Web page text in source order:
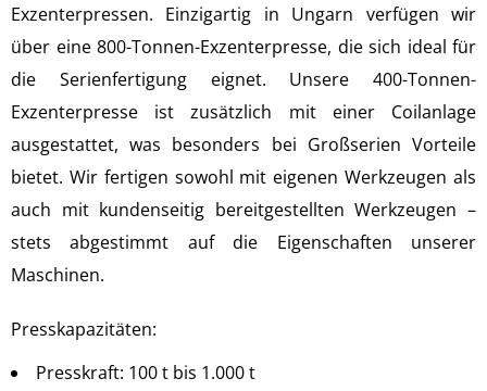
Exzenterpressen. Einzigartig in Ungarn verfügen wir
über eine 800-Tonnen-Exzenterpresse, die sich ideal für
die Serienfertigung eignet. Unsere 400-Tonnen-
Exzenterpresse ist zusätzlich mit einer Coilanlage
ausgestattet, was besonders bei Großserien Vorteile
bietet. Wir fertigen sowohl mit eigenen Werkzeugen als
auch mit kundenseitig bereitgestellten Werkzeugen –
stets abgestimmt auf die Eigenschaften unserer
Maschinen.
Presskapazitäten:
Presskraft: 100 t bis 1.000 t